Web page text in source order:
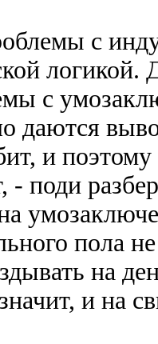
с
логикой.
с
даются
и
- поди
пола
на
и на